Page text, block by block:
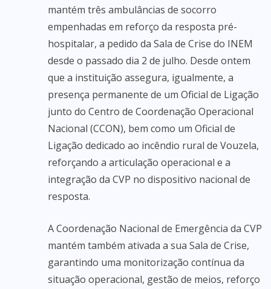
mantém três ambulâncias de socorro
empenhadas em reforço da resposta pré-
hospitalar, a pedido da Sala de Crise do INEM
desde o passado dia 2 de julho. Desde ontem
que a instituição assegura, igualmente, a
presença permanente de um Oficial de Ligação
junto do Centro de Coordenação Operacional
Nacional (CCON), bem como um Oficial de
Ligação dedicado ao incêndio rural de Vouzela,
reforçando a articulação operacional e a
integração da CVP no dispositivo nacional de
resposta.
A Coordenação Nacional de Emergência da CVP
mantém também ativada a sua Sala de Crise,
garantindo uma monitorização contínua da
situação operacional, gestão de meios, reforço